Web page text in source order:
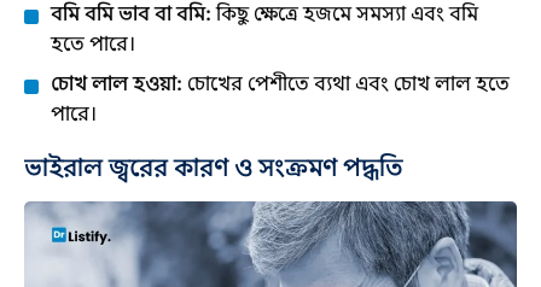
বমি বমি ভাব বা বমি: কিছু ক্ষেত্রে হজমে সমস্যা এবং বমি
হতে পারে।
চোখ লাল হওয়া: চোখের পেশীতে ব্যথা এবং চোখ লাল হতে
পারে।
ভাইরাল জ্বরের কারণ ও সংক্রমণ পদ্ধতি